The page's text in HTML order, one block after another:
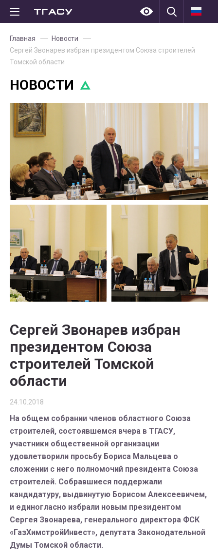
Главная
Новости
Сергей Звонарев избран президентом Союза строителей
Томской области
НОВОСТИ
Сергей Звонарев избран
президентом Союза
строителей Томской
области
24.10.2018
На общем собрании членов областного Союза
строителей, состоявшемся вчера в ТГАСУ,
участники общественной организации
удовлетворили просьбу Бориса Мальцева о
сложении с него полномочий президента Союза
строителей. Собравшиеся поддержали
кандидатуру, выдвинутую Борисом Алексеевичем,
и единогласно избрали новым президентом
Сергея Звонарева, генерального директора ФСК
«ГазХимстройИнвест», депутата Законодательной
Думы Томской области.